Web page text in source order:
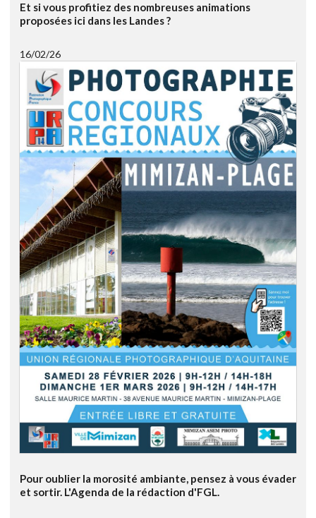
Et si vous profitiez des nombreuses animations
proposées ici dans les Landes ?
16/02/26
Pour oublier la morosité ambiante, pensez à vous évader
et sortir. L'Agenda de la rédaction d'FGL.